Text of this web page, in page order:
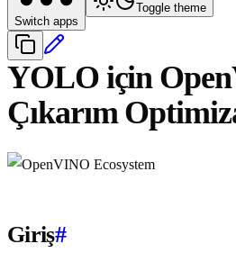
Switch apps
Toggle theme
YOLO için
Çıkarım
Giriş#